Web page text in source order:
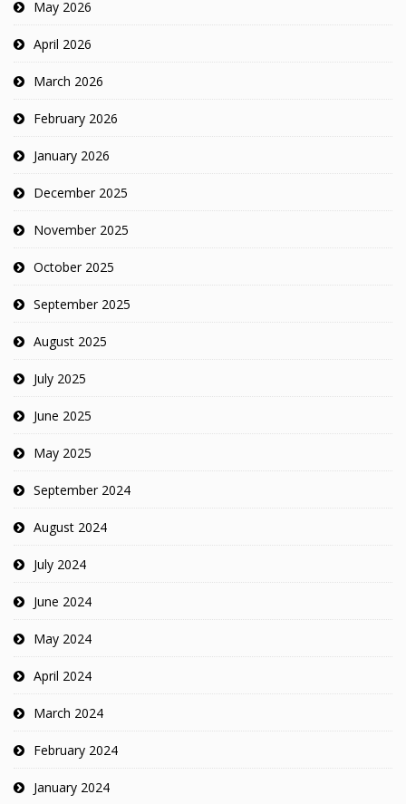
May 2026
April 2026
March 2026
February 2026
January 2026
December 2025
November 2025
October 2025
September 2025
August 2025
July 2025
June 2025
May 2025
September 2024
August 2024
July 2024
June 2024
May 2024
April 2024
March 2024
February 2024
January 2024